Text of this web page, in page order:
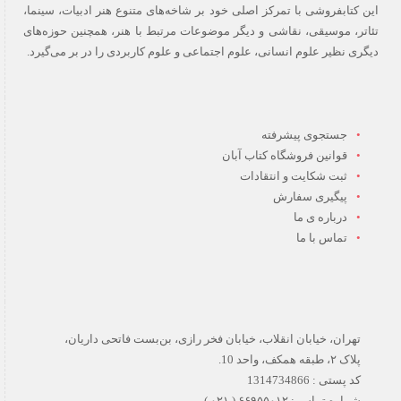
این کتابفروشی با تمرکز اصلی خود بر شاخه‌های متنوع هنر ادبیات، سینما،
تئاتر، موسیقی، نقاشی و دیگر موضوعات مرتبط با هنر، همچنین حوزه‌های
دیگری نظیر علوم انسانی، علوم اجتماعی و علوم کاربردی را در بر می‌گیرد.
جستجوی پیشرفته
قوانین فروشگاه کتاب آبان
ثبت شکایت و انتقادات
پیگیری سفارش
درباره ی ما
تماس با ما
تهران، خیابان انقلاب، خیابان فخر رازی، بن‌بست فاتحی داریان،
پلاک ۲، طبقه همکف، واحد 10.
کد پستی : 1314734866